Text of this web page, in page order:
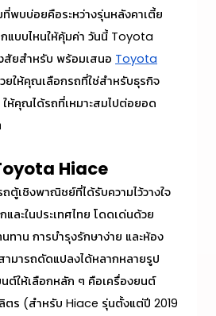
พบบ่อยคือระหว่างรุ่นหลังคาเตี้ย
แบบไหนให้คุ้มค่า วันนี้ Toyota
สัยสำหรับ พร้อมเสนอ Toyota
ยให้คุณเลือกรถที่ใช่สำหรับธุรกิจ
ห้คุณได้รถที่เหมาะสมไปต่อยอด
Hiace
เชิงพาณิชย์ที่ได้รับความไว้วางใจ
และในประเทศไทย โดดเด่นด้วย
ทาน การบำรุงรักษาง่าย และห้อง
ามารถดัดแปลงได้หลากหลายรูป
ต์ให้เลือกหลัก ๆ คือเครื่องยนต์
ตร (สำหรับ Hiace รุ่นตั้งแต่ปี 2019